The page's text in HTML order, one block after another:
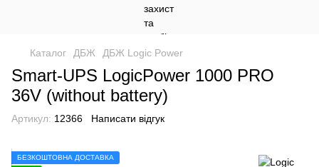
Каталог ДБЖ ДБЖ Logic Power
Smart-UPS LogicPower 1000 PRO
36V (without battery)
Артикул: 12366 Написати відгук
БЕЗКОШТОВНА ДОСТАВКА